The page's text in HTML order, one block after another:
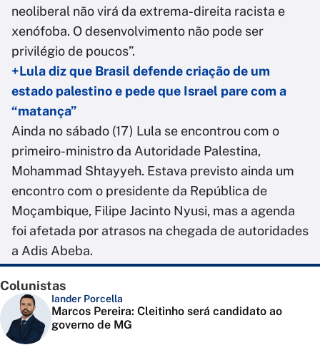
neoliberal não virá da extrema-direita racista e
xenófoba. O desenvolvimento não pode ser
privilégio de poucos”.
+Lula diz que Brasil defende criação de um
estado palestino e pede que Israel pare com a
“matança”
Ainda no sábado (17) Lula se encontrou com o
primeiro-ministro da Autoridade Palestina,
Mohammad Shtayyeh. Estava previsto ainda um
encontro com o presidente da República de
Moçambique, Filipe Jacinto Nyusi, mas a agenda
foi afetada por atrasos na chegada de autoridades
a Adis Abeba.
Colunistas
Iander Porcella
Marcos Pereira: Cleitinho será candidato ao
governo de MG